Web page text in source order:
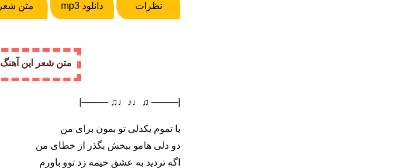
نظرات دانلود mp3 متن شعر
متن شعر این آهنگ
|──── ♫♩♪♩♫ ────|
با تموم یکدلی تو بمون برای من
دو دلی هامو ببخش بگذر از خطای من
اگه تردید به عشق خیمه زد توو باورم